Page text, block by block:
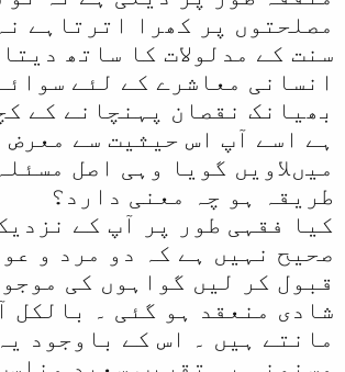
مصلحتوں پر کھرا اترتاہے
سنت کے مدلولات کا ساتھ
انسانی معاشرے کے لئے
بھیانک نقصان پہنچانے کے
ہے اسے آپ اس حیثیت سے معرض
میںلاویں گویا وہی اصل
طریقہ ہو چہ معنی دارد؟
کیا فقہی طور پر آپ کے
صحیح نہیں ہے کہ دو مرد و
قبول کر لیں گواہوں کی
شادی منعقد ہو گئی ۔ بالکل
مانتے ہیں ۔ اس کے باوجود